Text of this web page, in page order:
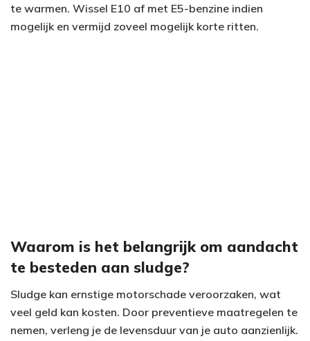
te warmen. Wissel E10 af met E5-benzine indien
mogelijk en vermijd zoveel mogelijk korte ritten.
Waarom is het belangrijk om aandacht
te besteden aan sludge?
Sludge kan ernstige motorschade veroorzaken, wat
veel geld kan kosten. Door preventieve maatregelen te
nemen, verleng je de levensduur van je auto aanzienlijk.